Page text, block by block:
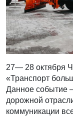
27— 28 октября
«Транспорт
Данное событие
дорожной
коммуникации